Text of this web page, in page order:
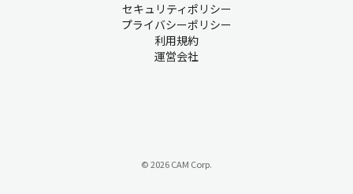
セキュリティポリシー
プライバシーポリシー
利用規約
運営会社
© 2026 CAM Corp.